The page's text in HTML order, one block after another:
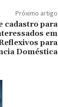
Próximo artigo
cadastro para
em
para
Doméstica